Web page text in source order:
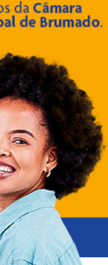
tarde
de